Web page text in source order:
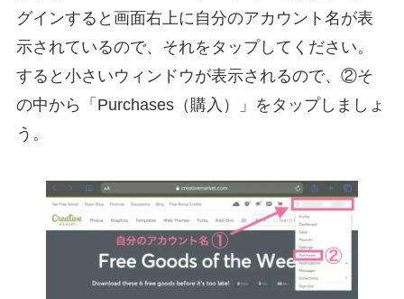
グインすると画面右上に自分のアカウント名が表
示されているので、それをタップしてください。
すると小さいウィンドウが表示されるので、②そ
の中から「Purchases（購入）」をタップしましょ
う。